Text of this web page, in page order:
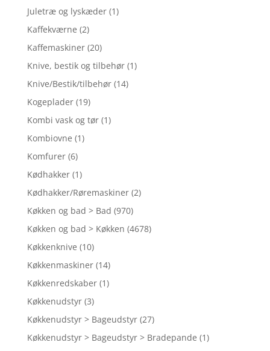
Juletræ og lyskæder (1)
Kaffekværne (2)
Kaffemaskiner (20)
Knive, bestik og tilbehør (1)
Knive/Bestik/tilbehør (14)
Kogeplader (19)
Kombi vask og tør (1)
Kombiovne (1)
Komfurer (6)
Kødhakker (1)
Kødhakker/Røremaskiner (2)
Køkken og bad > Bad (970)
Køkken og bad > Køkken (4678)
Køkkenknive (10)
Køkkenmaskiner (14)
Køkkenredskaber (1)
Køkkenudstyr (3)
Køkkenudstyr > Bageudstyr (27)
Køkkenudstyr > Bageudstyr > Bradepande (1)